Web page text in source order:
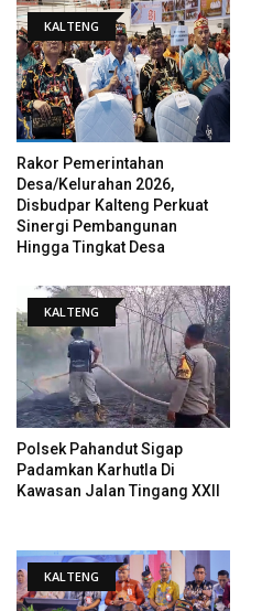
KALTENG
Rakor Pemerintahan
Desa/Kelurahan 2026,
Disbudpar Kalteng Perkuat
Sinergi Pembangunan
Hingga Tingkat Desa
KALTENG
Polsek Pahandut Sigap
Padamkan Karhutla Di
Kawasan Jalan Tingang XXII
KALTENG